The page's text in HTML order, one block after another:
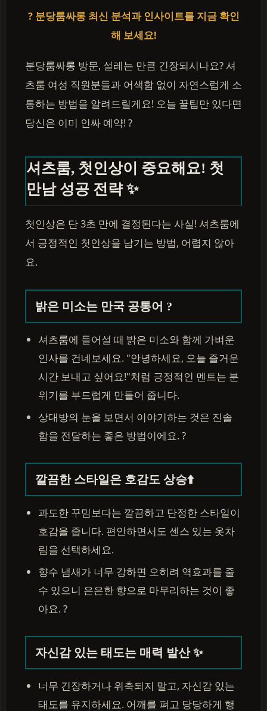
? 분당룸싸롱 최신 분석과 인사이트를 지금 확인
해 보세요!
분당룸싸롱 방문, 설레는 만큼 긴장되시나요? 셔
츠룸 여성 직원분들과 어색함 없이 자연스럽게 소
통하는 방법을 알려드릴게요! 오늘 꿀팁만 있다면
당신은 이미 인싸 예약! ?
셔츠룸, 첫인상이 중요해요! 첫
만남 성공 전략 ✨
첫인상은 단 3초 만에 결정된다는 사실! 셔츠룸에
서 긍정적인 첫인상을 남기는 방법, 어렵지 않아
요.
밝은 미소는 만국 공통어 ?
셔츠룸에 들어설 때 밝은 미소와 함께 가벼운
인사를 건네보세요. "안녕하세요, 오늘 즐거운
시간 보내고 싶어요!"처럼 긍정적인 멘트는 분
위기를 부드럽게 만들어 줍니다.
상대방의 눈을 보면서 이야기하는 것은 진솔
함을 전달하는 좋은 방법이에요. ?
깔끔한 스타일은 호감도 상승⬆️
과도한 꾸밈보다는 깔끔하고 단정한 스타일이
호감을 줍니다. 편안하면서도 센스 있는 옷차
림을 선택하세요.
향수 냄새가 너무 강하면 오히려 역효과를 줄
수 있으니 은은한 향으로 마무리하는 것이 좋
아요. ?
자신감 있는 태도는 매력 발산 ✨
너무 긴장하거나 위축되지 말고, 자신감 있는
태도를 유지하세요. 어깨를 펴고 당당하게 행